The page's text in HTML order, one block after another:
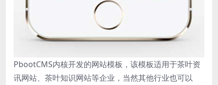
PbootCMS内核开发的网站模板，该模板适用于茶叶资
讯网站、茶叶知识网站等企业，当然其他行业也可以